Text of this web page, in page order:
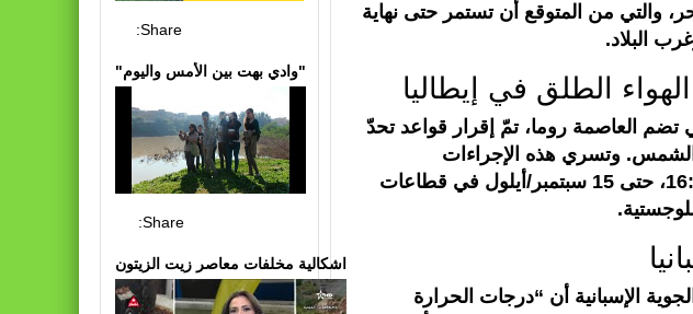
والتي من المتوقع أن تستمر حتى نهاية
البلاد.
الطلق في إيطاليا
تضم العاصمة روما، تمّ إقرار قواعد تحدّ
وتسري هذه الإجراءات
الجديدة بين الساعة 12:30 و16:00، حتى 15 سبتمبر/أيلول في قطاعات
الإسبانية أن “درجات الحرارة
Share:
"وادي بهت بين الأمس واليوم"
Share:
اشكالية مخلفات معاصر زيت الزيتون